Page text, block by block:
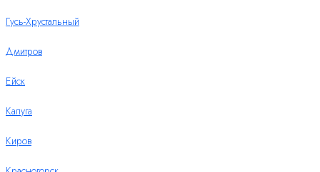
Гусь-Хрустальный
Дмитров
Ейск
Калуга
Киров